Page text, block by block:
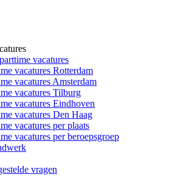
vacatures
vacatures Rotterdam
vacatures Amsterdam
vacatures Tilburg
vacatures Eindhoven
vacatures Den Haag
vacatures per plaats
vacatures per beroepsgroep
vragen